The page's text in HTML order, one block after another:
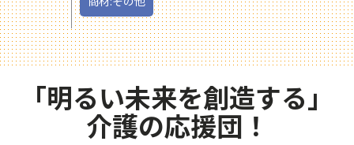
「明るい未来を創造する」
介護の応援団！